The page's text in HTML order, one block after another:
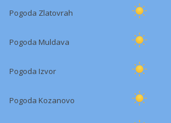
Pogoda Zlatovrah
Pogoda Muldava
Pogoda Izvor
Pogoda Kozanovo